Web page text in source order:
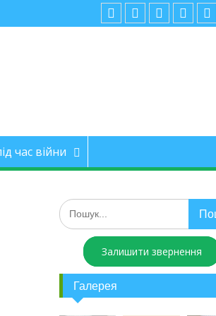
час війни
Залишити звернення
Галерея